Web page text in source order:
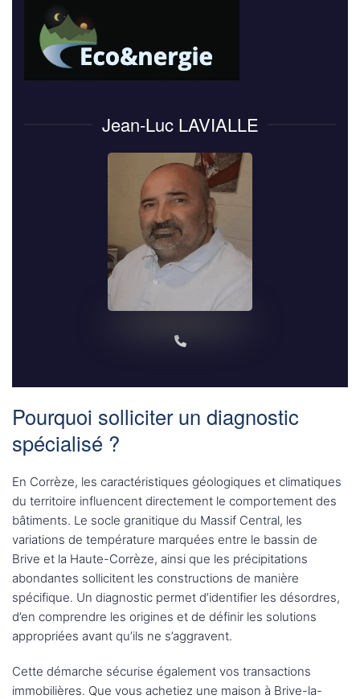
Jean-Luc LAVIALLE
Pourquoi solliciter un diagnostic
spécialisé ?
En Corrèze, les caractéristiques géologiques et climatiques
du territoire influencent directement le comportement des
bâtiments. Le socle granitique du Massif Central, les
variations de température marquées entre le bassin de
Brive et la Haute-Corrèze, ainsi que les précipitations
abondantes sollicitent les constructions de manière
spécifique. Un diagnostic permet d’identifier les désordres,
d’en comprendre les origines et de définir les solutions
appropriées avant qu’ils ne s’aggravent.
Cette démarche sécurise également vos transactions
immobilières. Que vous achetiez une maison à Brive-la-